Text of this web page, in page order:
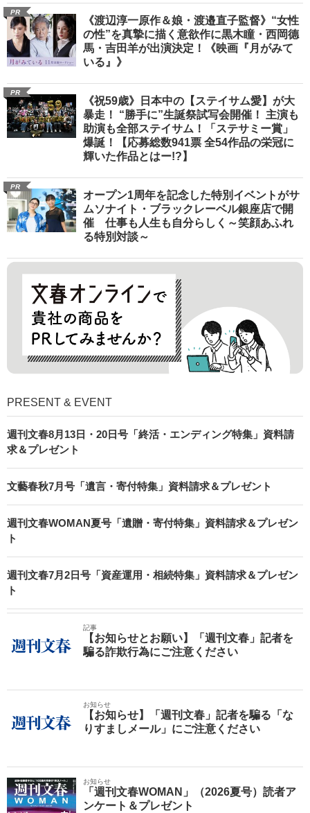
PR
《渡辺淳一原作＆娘・渡邉直子監督》“女性
の性”を真摯に描く意欲作に黒木瞳・西岡德
馬・吉田羊が出演決定！《映画『月がみて
いる』》
PR
《祝59歳》日本中の【ステイサム愛】が大
暴走！ “勝手に”生誕祭試写会開催！ 主演も
助演も全部ステイサム！「ステサミー賞」
爆誕！【応募総数941票 全54作品の栄冠に
輝いた作品とはー!?】
PR
オープン1周年を記念した特別イベントがサ
ムソナイト・ブラックレーベル銀座店で開
催 仕事も人生も自分らしく～笑顔あふれ
る特別対談～
PRESENT & EVENT
週刊文春8月13日・20日号「終活・エンディング特集」資料請
求＆プレゼント
文藝春秋7月号「遺言・寄付特集」資料請求＆プレゼント
週刊文春WOMAN夏号「遺贈・寄付特集」資料請求＆プレゼン
ト
週刊文春7月2日号「資産運用・相続特集」資料請求＆プレゼン
ト
記事
【お知らせとお願い】「週刊文春」記者を
騙る詐欺行為にご注意ください
お知らせ
【お知らせ】「週刊文春」記者を騙る「な
りすましメール」にご注意ください
お知らせ
「週刊文春WOMAN」（2026夏号）読者ア
ンケート＆プレゼント